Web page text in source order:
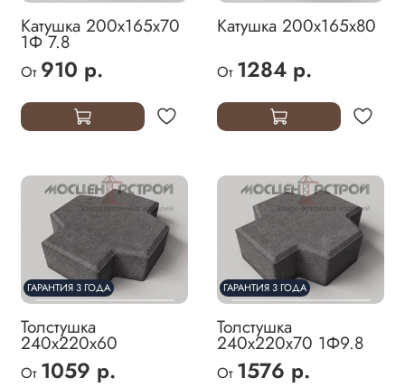
Катушка 200х165х70
1Ф 7.8
От 910 р.
Катушка 200х165х80
От 1284 р.
ГАРАНТИЯ 3 ГОДА
Толстушка
240х220х60
От 1059 р.
ГАРАНТИЯ 3 ГОДА
Толстушка
240х220х70 1Ф9.8
От 1576 р.